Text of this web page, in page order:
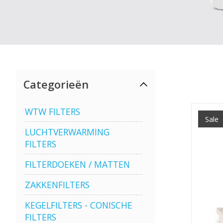
Categorieën
WTW FILTERS
LUCHTVERWARMING
FILTERS
FILTERDOEKEN / MATTEN
ZAKKENFILTERS
KEGELFILTERS - CONISCHE
FILTERS
Sale